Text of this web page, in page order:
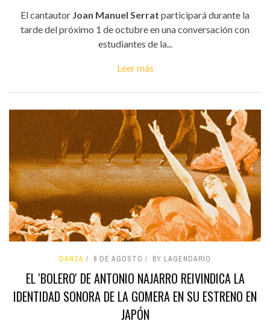
El cantautor Joan Manuel Serrat participará durante la
tarde del próximo 1 de octubre en una conversación con
estudiantes de la...
Leer más
DANZA 8 DE AGOSTO BY LAGENDARIO
EL 'BOLERO' DE ANTONIO NAJARRO REIVINDICA LA
IDENTIDAD SONORA DE LA GOMERA EN SU ESTRENO EN
JAPÓN